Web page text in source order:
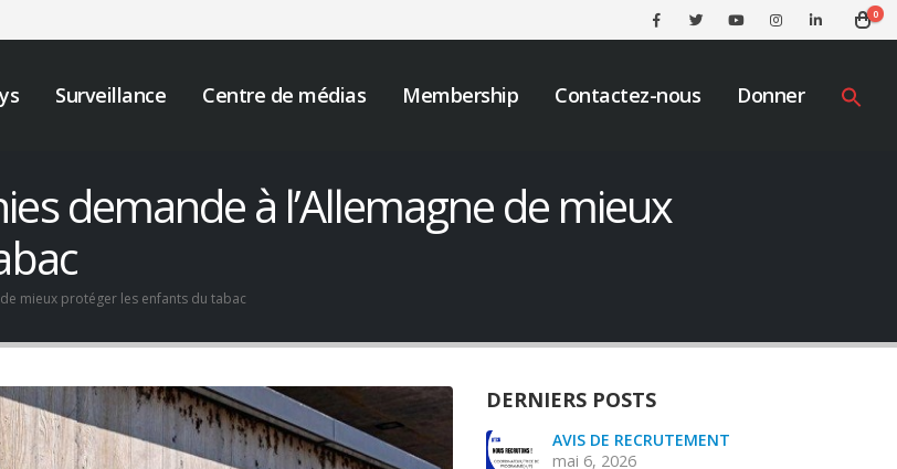
0
Surveillance Centre de médias Membership Contactez-nous Donner
demande à l’Allemagne de mieux
mieux protéger les enfants du tabac
DERNIERS POSTS
prendre des
pour
AVIS DE RECRUTEMENT
mai 6, 2026
Nous devons prendre des
mesures urgentes pour